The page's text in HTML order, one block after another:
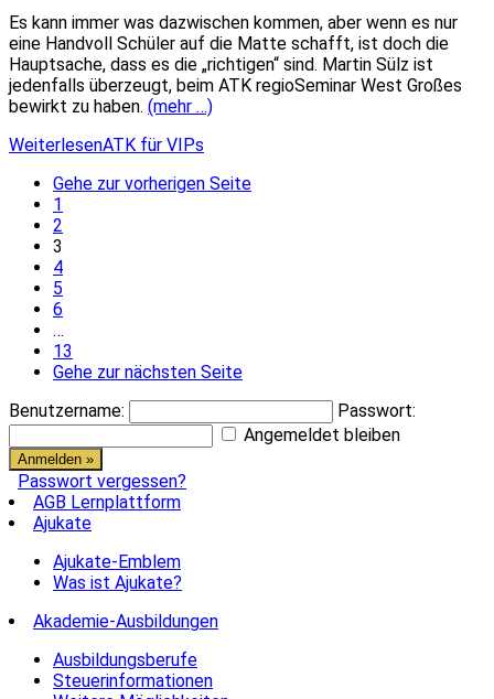
Es kann immer was dazwischen kommen, aber wenn es nur
eine Handvoll Schüler auf die Matte schafft, ist doch die
Hauptsache, dass es die „richtigen“ sind. Martin Sülz ist
jedenfalls überzeugt, beim ATK regioSeminar West Großes
bewirkt zu haben. (mehr …)
WeiterlesenATK für VIPs
Gehe zur vorherigen Seite
1
2
3
4
5
6
…
13
Gehe zur nächsten Seite
Benutzername:
Passwort:
Angemeldet bleiben
Passwort vergessen?
AGB Lernplattform
Ajukate
Ajukate-Emblem
Was ist Ajukate?
Akademie-Ausbildungen
Ausbildungsberufe
Steuerinformationen